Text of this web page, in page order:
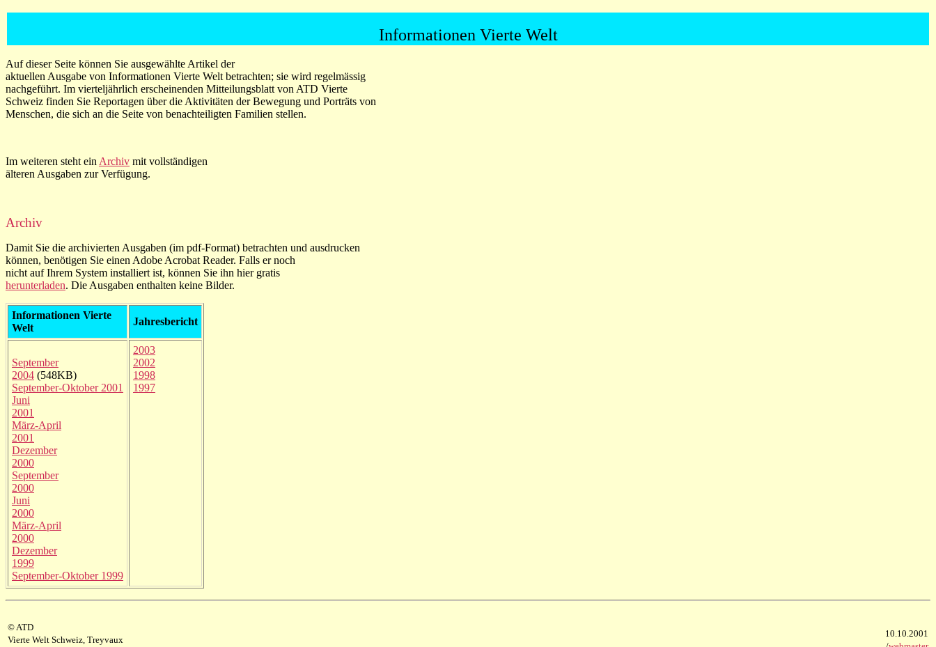
Informationen Vierte Welt
Auf dieser Seite können Sie ausgewählte Artikel der
aktuellen Ausgabe von Informationen Vierte Welt betrachten; sie wird regelmässig
nachgeführt. Im vierteljährlich erscheinenden Mitteilungsblatt von ATD Vierte
Schweiz finden Sie Reportagen über die Aktivitäten der Bewegung und Porträts von
Menschen, die sich an die Seite von benachteiligten Familien stellen.
Im weiteren steht ein Archiv mit vollständigen
älteren Ausgaben zur Verfügung.
Archiv
Damit Sie die archivierten Ausgaben (im pdf-Format) betrachten und ausdrucken
können, benötigen Sie einen Adobe Acrobat Reader. Falls er noch
nicht auf Ihrem System installiert ist, können Sie ihn hier gratis
herunterladen. Die Ausgaben enthalten keine Bilder.
Informationen Vierte
Welt
Jahresbericht
September
2004 (548KB)
September-Oktober 2001
Juni
2001
März-April
2001
Dezember
2000
September
2000
Juni
2000
März-April
2000
Dezember
1999
September-Oktober 1999
2003
2002
1998
1997
© ATD
Vierte Welt Schweiz, Treyvaux
10.10.2001